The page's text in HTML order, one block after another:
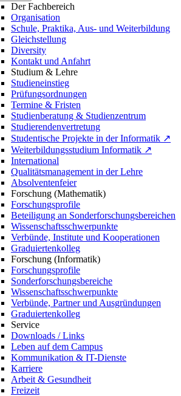
Der Fachbereich
Organisation
Schule, Praktika, Aus- und Weiterbildung
Gleichstellung
Diversity
Kontakt und Anfahrt
Studium & Lehre
Studieneinstieg
Prüfungsordnungen
Termine & Fristen
Studienberatung & Studienzentrum
Studierendenvertretung
Studentische Projekte in der Informatik ↗
Weiterbildungsstudium Informatik ↗
International
Qualitätsmanagement in der Lehre
Absolventenfeier
Forschung (Mathematik)
Forschungsprofile
Beteiligung an Sonderforschungsbereichen
Wissenschaftsschwerpunkte
Verbünde, Institute und Kooperationen
Graduiertenkolleg
Forschung (Informatik)
Forschungsprofile
Sonderforschungsbereiche
Wissenschaftsschwerpunkte
Verbünde, Partner und Ausgründungen
Graduiertenkolleg
Service
Downloads / Links
Leben auf dem Campus
Kommunikation & IT-Dienste
Karriere
Arbeit & Gesundheit
Freizeit